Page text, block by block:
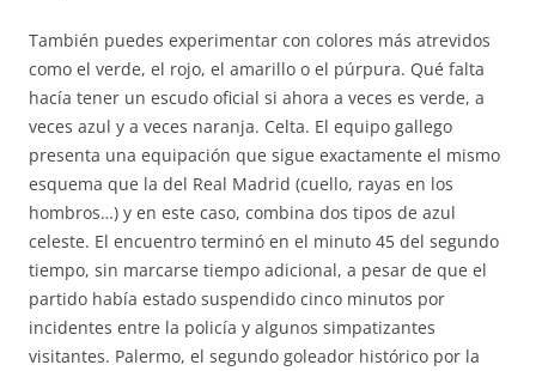
También puedes experimentar con colores más atrevidos
como el verde, el rojo, el amarillo o el púrpura. Qué falta
hacía tener un escudo oficial si ahora a veces es verde, a
veces azul y a veces naranja. Celta. El equipo gallego
presenta una equipación que sigue exactamente el mismo
esquema que la del Real Madrid (cuello, rayas en los
hombros…) y en este caso, combina dos tipos de azul
celeste. El encuentro terminó en el minuto 45 del segundo
tiempo, sin marcarse tiempo adicional, a pesar de que el
partido había estado suspendido cinco minutos por
incidentes entre la policía y algunos simpatizantes
visitantes. Palermo, el segundo goleador histórico por la